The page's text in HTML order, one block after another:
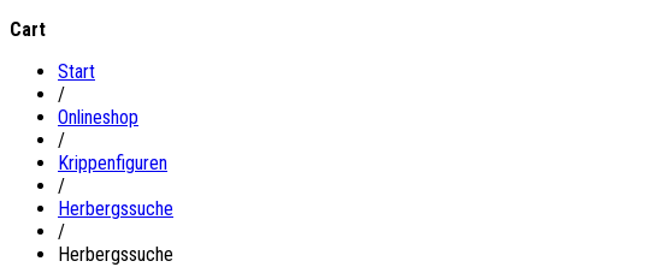
Cart
Start
/
Onlineshop
/
Krippenfiguren
/
Herbergssuche
/
Herbergssuche